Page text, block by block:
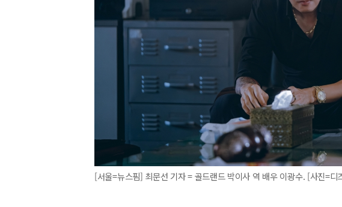
[서울=뉴스핌] 최문선 기자 = 골드랜드 박이사 역 배우 이광수. [사